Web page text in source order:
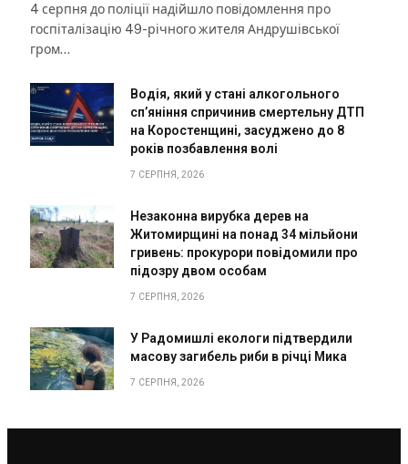
4 серпня до поліції надійшло повідомлення про
госпіталізацію 49-річного жителя Андрушівської
гром…
Водія, який у стані алкогольного
сп’яніння спричинив смертельну ДТП
на Коростенщині, засуджено до 8
років позбавлення волі
7 СЕРПНЯ, 2026
Незаконна вирубка дерев на
Житомирщині на понад 34 мільйони
гривень: прокурори повідомили про
підозру двом особам
7 СЕРПНЯ, 2026
У Радомишлі екологи підтвердили
масову загибель риби в річці Мика
7 СЕРПНЯ, 2026